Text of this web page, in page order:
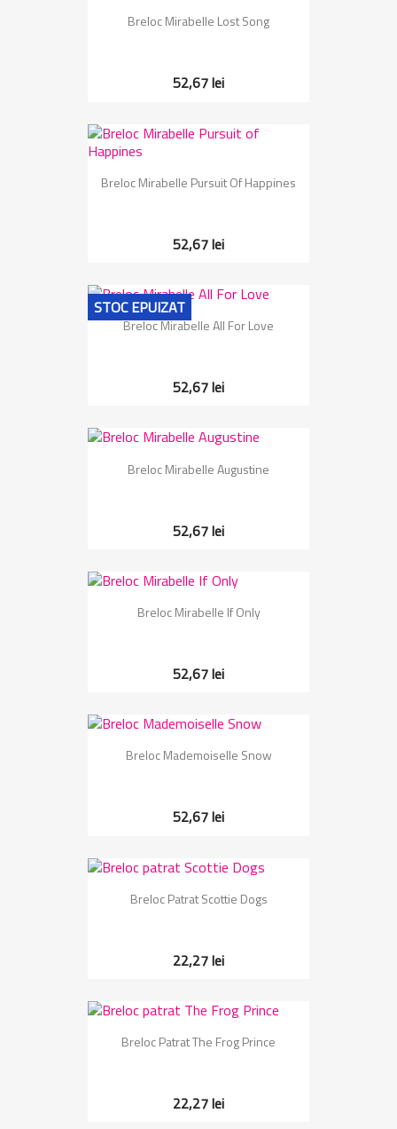
Breloc Mirabelle Lost Song
52,67 lei
Breloc Mirabelle Pursuit Of Happines
52,67 lei
Breloc Mirabelle All For Love
52,67 lei
STOC EPUIZAT
Breloc Mirabelle Augustine
52,67 lei
Breloc Mirabelle If Only
52,67 lei
Breloc Mademoiselle Snow
52,67 lei
Breloc Patrat Scottie Dogs
22,27 lei
Breloc Patrat The Frog Prince
22,27 lei